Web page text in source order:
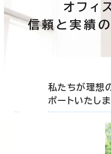
オフィ
信頼と実績
私たちが理想
ポートいたし